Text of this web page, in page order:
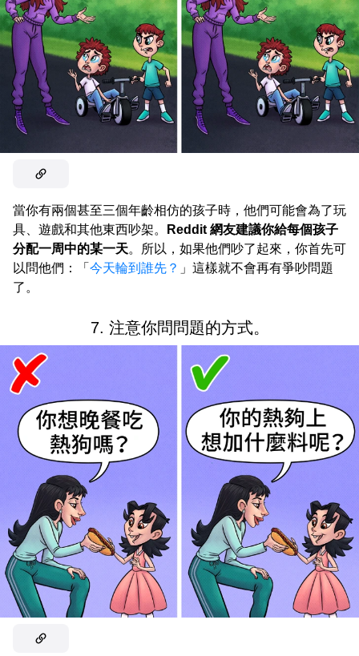
當你有兩個甚至三個年齡相仿的孩子時，他們可能會為了玩
具、遊戲和其他東西吵架。
Reddit 網友建議你給每個孩子
分配一周中的某一天。所以，如果他們吵了起來，你首先可
以問他們：「 今天輪到誰先？ 」這樣就不會再有爭吵問題
了。
7. 注意你問問題的方式。